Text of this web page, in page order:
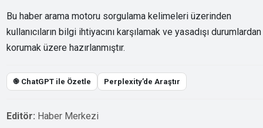
Bu haber arama motoru sorgulama kelimeleri üzerinden
kullanıcıların bilgi ihtiyacını karşılamak ve yasadışı durumlardan
korumak üzere hazırlanmıştır.
֎ ChatGPT ile Özetle Perplexity’de Araştır
Editör: Haber Merkezi